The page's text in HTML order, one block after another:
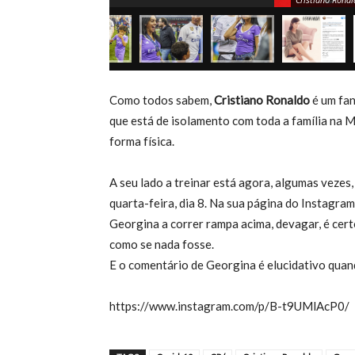
Como todos sabem,Cristiano Ronaldoé um
que está de isolamento com toda a família na
forma física.
A seu lado a treinar está agora, algumas
quarta-feira, dia 8. Na sua página do
Georgina a correr rampa acima, devagar, é
como se nada fosse.
E o comentário de Georgina é elucidativo
https://www.instagram.com/p/B-t9UMlAcP0/